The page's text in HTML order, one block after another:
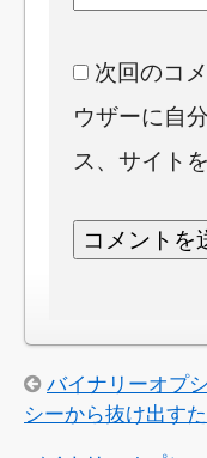
次回のコ
ウザーに自
ス、サイト
バイナリーオプ
シーから抜け出す